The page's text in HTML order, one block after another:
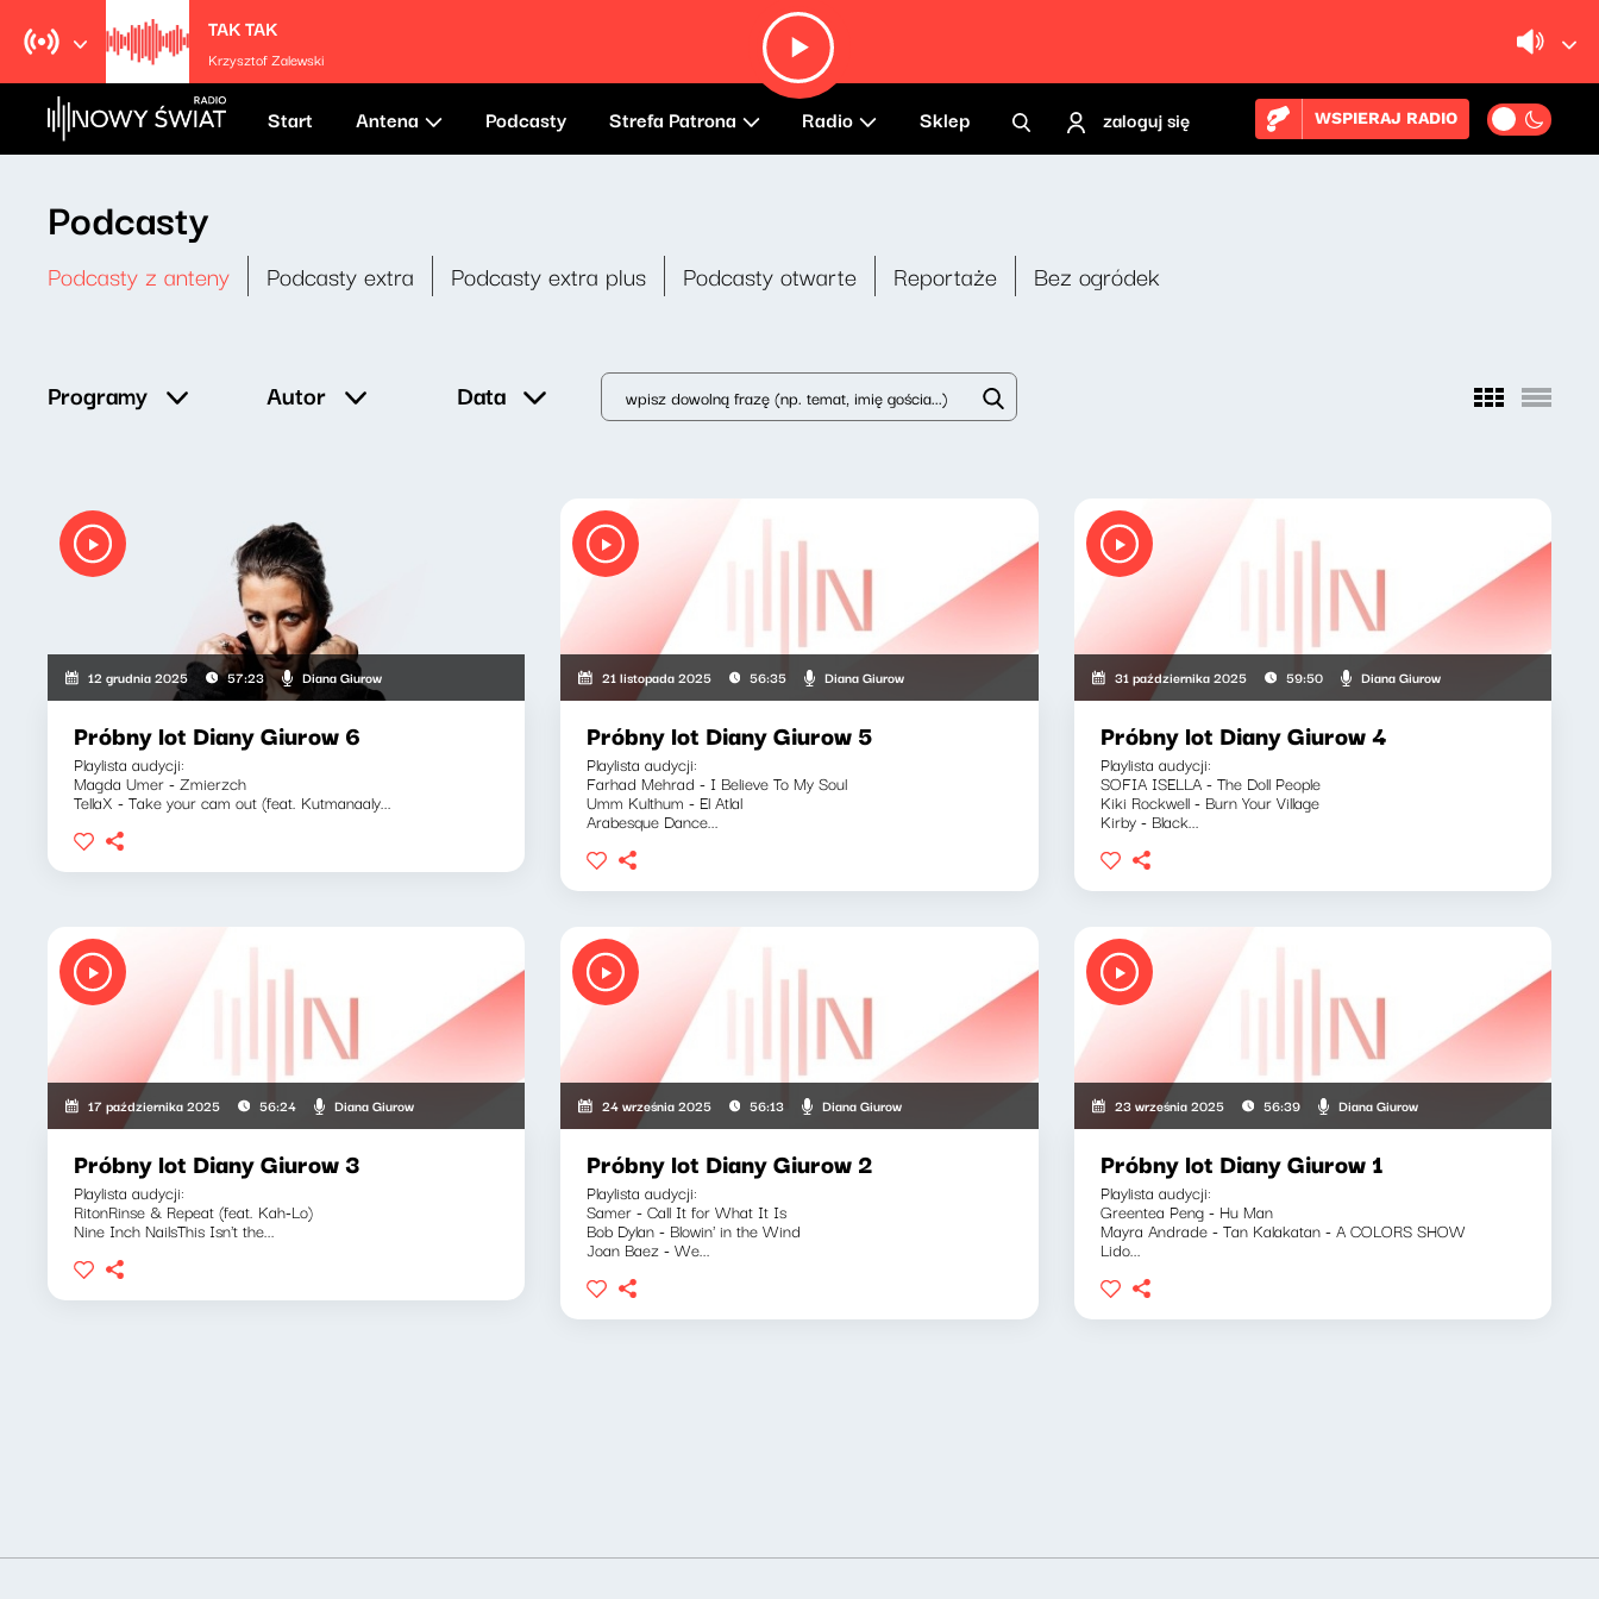
TAK TAK
Krzysztof Zalewski
Start Antena Podcasty Strefa Patrona Radio Sklep zaloguj się WSPIERAJ RADIO
Podcasty
Podcasty z anteny Podcasty extra Podcasty extra plus Podcasty otwarte Reportaże Bez ogródek
Programy Autor Data
12 grudnia 2025 57:23 Diana Giurow
Próbny lot Diany Giurow 6
Playlista audycji:
Magda Umer - Zmierzch
TellaX - Take your cam out (feat. Kutmanaaly...
21 listopada 2025 56:35 Diana Giurow
Próbny lot Diany Giurow 5
Playlista audycji:
Farhad Mehrad - I Believe To My Soul
Umm Kulthum - El Atlal
Arabesque Dance...
31 października 2025 59:50 Diana Giurow
Próbny lot Diany Giurow 4
Playlista audycji:
SOFIA ISELLA - The Doll People
Kiki Rockwell - Burn Your Village
Kirby - Black...
17 października 2025 56:24 Diana Giurow
Próbny lot Diany Giurow 3
Playlista audycji:
RitonRinse & Repeat (feat. Kah-Lo)
Nine Inch NailsThis Isn't the...
24 września 2025 56:13 Diana Giurow
Próbny lot Diany Giurow 2
Playlista audycji:
Samer - Call It for What It Is
Bob Dylan - Blowin' in the Wind
Joan Baez - We...
23 września 2025 56:39 Diana Giurow
Próbny lot Diany Giurow 1
Playlista audycji:
Greentea Peng - Hu Man
Mayra Andrade - Tan Kalakatan - A COLORS SHOW
Lido...